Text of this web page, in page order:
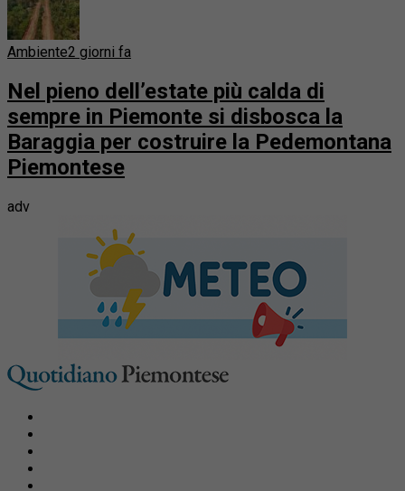
Ambiente2 giorni fa
Nel pieno dell’estate più calda di
sempre in Piemonte si disbosca la
Baraggia per costruire la Pedemontana
Piemontese
adv